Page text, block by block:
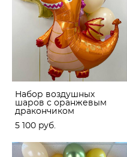
Набор воздушных
шаров с оранжевым
дракончиком
5 100 pуб.